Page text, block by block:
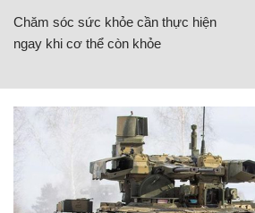
Chăm sóc sức khỏe cần thực hiện
ngay khi cơ thể còn khỏe